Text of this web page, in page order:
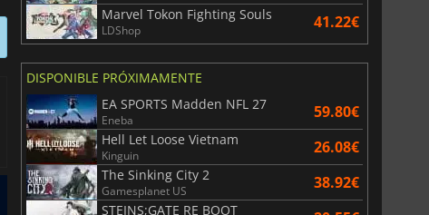
Marvel Tokon Fighting Souls
LDShop 41.22€
DISPONIBLE PRÓXIMAMENTE
EA SPORTS Madden NFL 27
Eneba 59.80€
Hell Let Loose Vietnam
Kinguin 26.08€
The Sinking City 2
Gamesplanet US 38.92€
STEINS;GATE RE BOOT